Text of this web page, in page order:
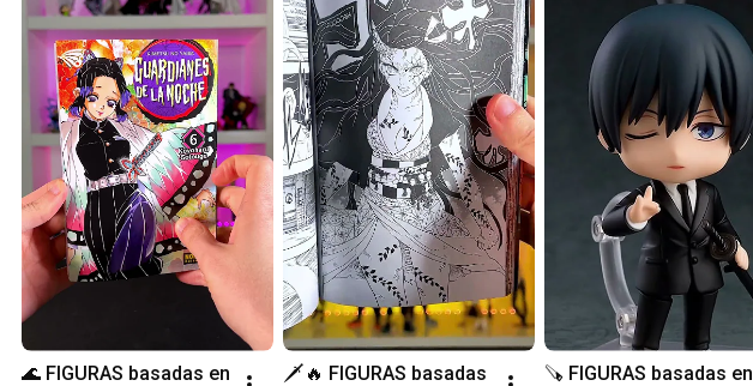
🌊 FIGURAS basadas en
🗡️🔥 FIGURAS basadas
🪚 FIGURAS basadas en